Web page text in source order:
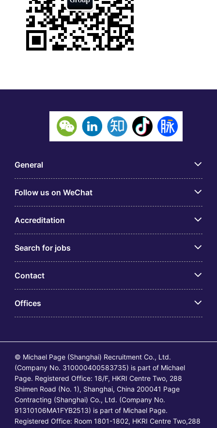
General
Follow us on WeChat
Accreditation
Search for jobs
Contact
Offices
© Michael Page (Shanghai) Recruitment Co., Ltd.
(Company No. 310000400583735) is part of Michael
Page. Registered Office: 18/F, HKRI Centre Two, 288
Shimen Road (No. 1), Shanghai, China 200041 Page
Contracting (Shanghai) Co., Ltd. (Company No.
91310106MA1FYB2513) is part of Michael Page.
Registered Office: Room 1801-1802, HKRI Centre Two,288